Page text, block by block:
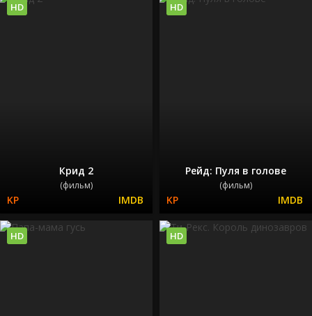
Крид 2
(фильм)
HD
Рейд: Пуля в голове
(фильм)
HD
HD HD